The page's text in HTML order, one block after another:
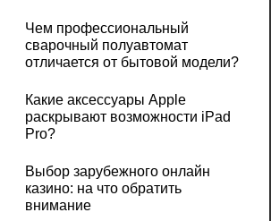
Чем профессиональный
сварочный полуавтомат
отличается от бытовой модели?
Какие аксессуары Apple
раскрывают возможности iPad
Pro?
Выбор зарубежного онлайн
казино: на что обратить
внимание